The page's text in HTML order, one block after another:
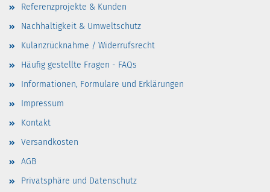
Referenzprojekte & Kunden
Nachhaltigkeit & Umweltschutz
Kulanzrücknahme / Widerrufsrecht
Häufig gestellte Fragen - FAQs
Informationen, Formulare und Erklärungen
Impressum
Kontakt
Versandkosten
AGB
Privatsphäre und Datenschutz